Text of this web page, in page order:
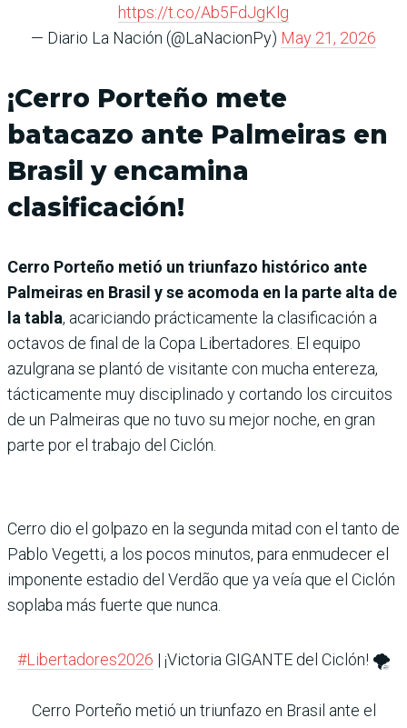
https://t.co/Ab5FdJgKlg
— Diario La Nación (@LaNacionPy) May 21, 2026
¡Cerro Porteño mete
batacazo ante Palmeiras en
Brasil y encamina
clasificación!
Cerro Porteño metió un triunfazo histórico ante
Palmeiras en Brasil y se acomoda en la parte alta de
la tabla, acariciando prácticamente la clasificación a
octavos de final de la Copa Libertadores. El equipo
azulgrana se plantó de visitante con mucha entereza,
tácticamente muy disciplinado y cortando los circuitos
de un Palmeiras que no tuvo su mejor noche, en gran
parte por el trabajo del Ciclón.
Cerro dio el golpazo en la segunda mitad con el tanto de
Pablo Vegetti, a los pocos minutos, para enmudecer el
imponente estadio del Verdão que ya veía que el Ciclón
soplaba más fuerte que nunca.
#Libertadores2026 | ¡Victoria GIGANTE del Ciclón! 🌪️
Cerro Porteño metió un triunfazo en Brasil ante el